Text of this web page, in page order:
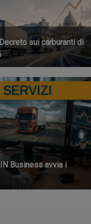
sui carburanti di
SERVIZI
Business avvia i